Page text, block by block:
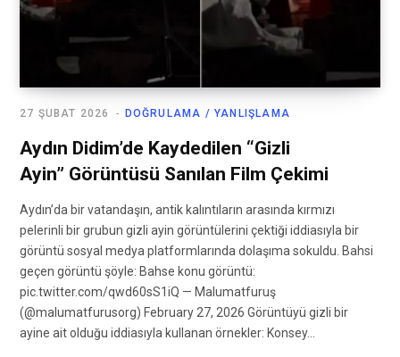
DOĞRULAMA / YANLIŞLAMA
27 ŞUBAT 2026
Aydın Didim’de Kaydedilen “Gizli
Ayin” Görüntüsü Sanılan Film Çekimi
Aydın’da bir vatandaşın, antik kalıntıların arasında kırmızı
pelerinli bir grubun gizli ayin görüntülerini çektiği iddiasıyla bir
görüntü sosyal medya platformlarında dolaşıma sokuldu. Bahsi
geçen görüntü şöyle: Bahse konu görüntü:
pic.twitter.com/qwd60sS1iQ — Malumatfuruş
(@malumatfurusorg) February 27, 2026 Görüntüyü gizli bir
ayine ait olduğu iddiasıyla kullanan örnekler: Konsey…